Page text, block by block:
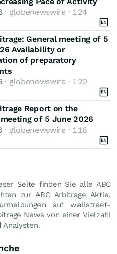
· globenewswire · 124
General meeting of 5
Availability or
of preparatory
· globenewswire · 120
Report on the
of 5 June 2026
· globenewswire · 116
Seite finden Sie alle ABC
zur ABC Arbitrage Aktie.
auf wallstreet-
News von einer Vielzahl
Analysten.